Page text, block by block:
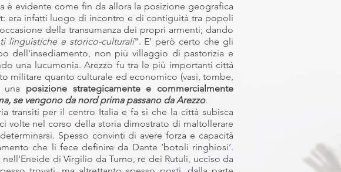
è evidente come fin da allora la posizione geografica
era infatti luogo di incontro e di contiguità tra popoli
della transumanza dei propri armenti; dando
linguistiche e storico-culturali". E’ però certo che gli
dell'insediamento, non più villaggio di pastorizia e
una lucumonia. Arezzo fu tra le più importanti città
militare quanto culturale ed economico (vasi, tombe,
una posizione strategicamente e commercialmente
se vengono da nord prima passano da Arezzo.
transiti per il centro Italia e fa sì che la città subisca
volte nel corso della storia dimostrato di maltollerare
Spesso convinti di avere forza e capacità
che li fece definire da Dante ‘botoli ringhiosi’.
di Virgilio da Turno, re dei Rutuli, ucciso da